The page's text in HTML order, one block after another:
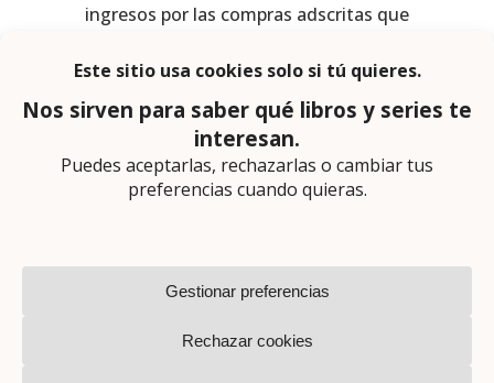
ingresos por las compras adscritas que
Página web diseñada por